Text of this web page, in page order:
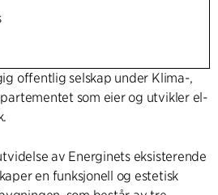
offentlig selskap under Klima-,
som eier og utvikler el-
av Energinets eksisterende
en funksjonell og estetisk